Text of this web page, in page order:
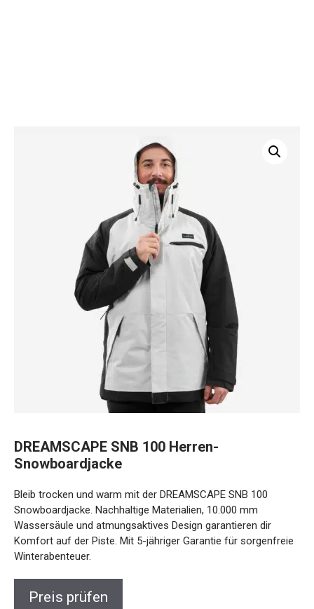
Snowboardjacke
Snowboardjacke. Nachhaltige Materialien, 10.000 mm
Wassersäule und atmungsaktives Design garantieren dir
Komfort auf der Piste. Mit 5-jähriger Garantie für
sorgenfreie Winterabenteuer.